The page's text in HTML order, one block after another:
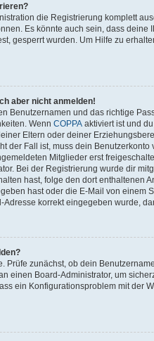
die Registrierung komplett
Es könnte auch sein, dass deine
gesperrt wurden. Um Hilfe zu
aber nicht anmelden!
Benutzernamen und das richtige
Wenn COPPA aktiviert ist und
Eltern oder deiner
der Fall ist, muss dein
Mitglieder erst
Bei der Registrierung wurde dir
hast, folge den dort enthaltenen
hast oder die E-Mail von einem
korrekt eingegeben wurde,
Prüfe zunächst, ob dein
einen Board-Administrator, um
ein Konfigurationsproblem mit der